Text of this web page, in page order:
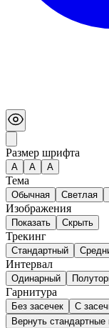
Размер шрифта
А A A
Тема
Обычная Светлая
Изображения
Показать Скрыть
Трекинг
Стандартный
Интервал
Одинарный
Гарнитура
Без засечек
С
Вернуть стандартные